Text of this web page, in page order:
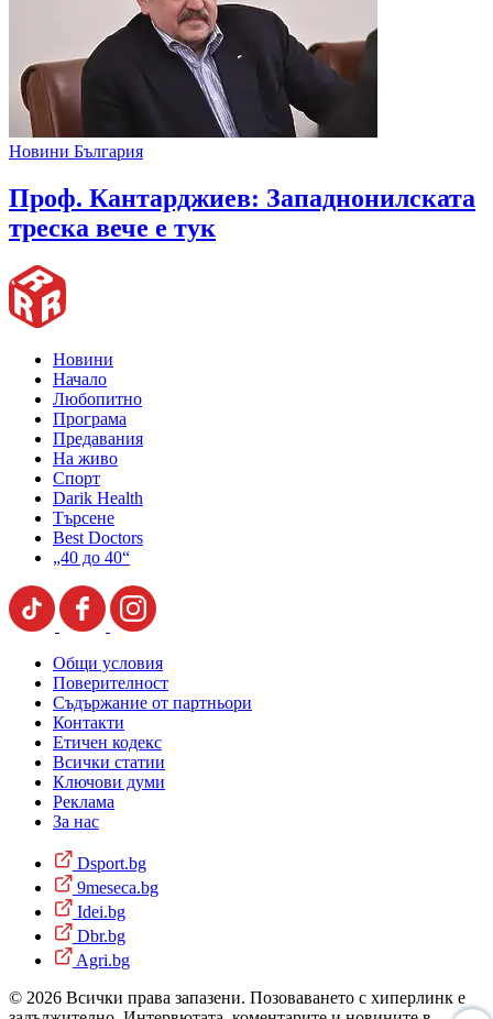
Новини България
Проф. Кантарджиев: Западнонилската
треска вече е тук
Новини
Начало
Любопитно
Програма
Предавания
На живо
Спорт
Darik Health
Търсене
Best Doctors
„40 до 40“
Общи условия
Поверителност
Съдържание от партньори
Контакти
Етичен кодекс
Всички статии
Ключови думи
Реклама
За нас
Dsport.bg
9meseca.bg
Idei.bg
Dbr.bg
Agri.bg
© 2026 Всички права запазени. Позоваването с хиперлинк е